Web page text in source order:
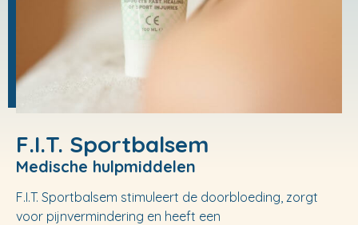
F.I.T. Sportbalsem
Medische hulpmiddelen
F.I.T. Sportbalsem stimuleert de doorbloeding, zorgt
voor pijnvermindering en heeft een